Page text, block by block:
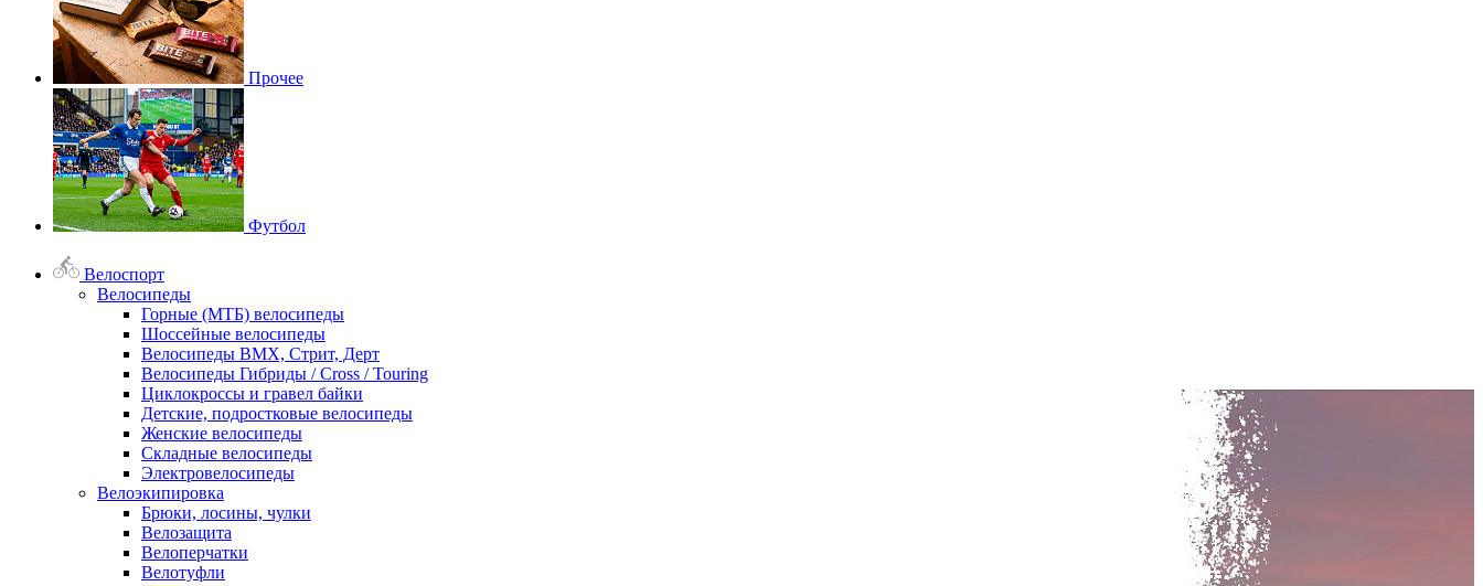
Прочее
Футбол
Велоспорт
Велосипеды
Горные (МТБ) велосипеды
Шоссейные велосипеды
Велосипеды BMX, Стрит, Дерт
Велосипеды Гибриды / Cross / Touring
Циклокроссы и гравел байки
Детские, подростковые велосипеды
Женские велосипеды
Складные велосипеды
Электровелосипеды
Велоэкипировка
Брюки, лосины, чулки
Велозащита
Велоперчатки
Велотуфли